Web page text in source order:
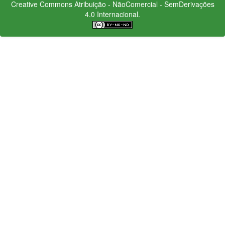
Creative CommonsAtribuição - NãoComercial - SemDerivações
4.0 Internacional.